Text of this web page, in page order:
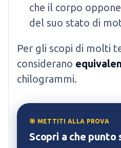
che il corpo
del suo stato di
Per gli scopi di molti
considerano
chilogrammi.
🎯 METTITI ALLA PROVA
Scopri a che punto